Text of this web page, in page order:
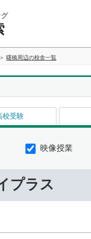
曙橋周辺の校舎一覧
校受験
映像授業
プラス